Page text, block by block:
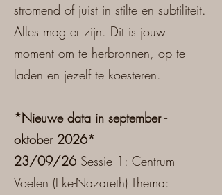
stromend of juist in stilte en subtiliteit.
Alles mag er zijn. Dit is jouw
moment om te herbronnen, op te
laden en jezelf te koesteren.​
*Nieuwe data in september -
oktober 2026*
23/09/26 Sessie 1: Centrum
Voelen (Eke-Nazareth) Thema: